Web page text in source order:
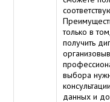
только в
получить
выбора
данных и